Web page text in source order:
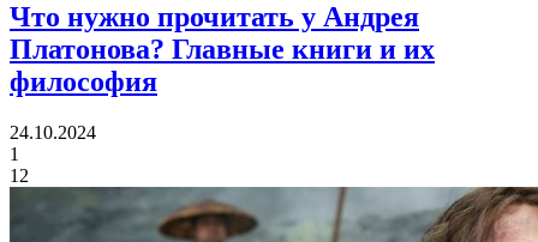
Что нужно прочитать у Андрея
Платонова? Главные книги и их
философия
24.10.2024
1
12